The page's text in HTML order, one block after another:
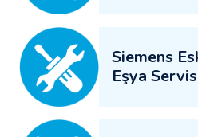
Siemens
Eşya